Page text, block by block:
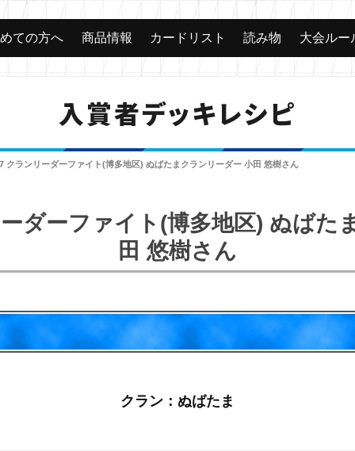
ての方へ 商品情報 カードリスト 読み物 大会ルー
入賞者デッキレシピ
クランリーダーファイト(博多地区) ぬばたまクランリーダー 小田 悠樹さん
ダーファイト(博多地区) ぬばた
田 悠樹さん
クラン：ぬばたま